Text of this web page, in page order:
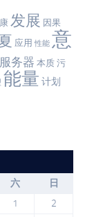
发展 因果
应用 性能 意
服务器 本质 污
能量 计划
六
日
1
2